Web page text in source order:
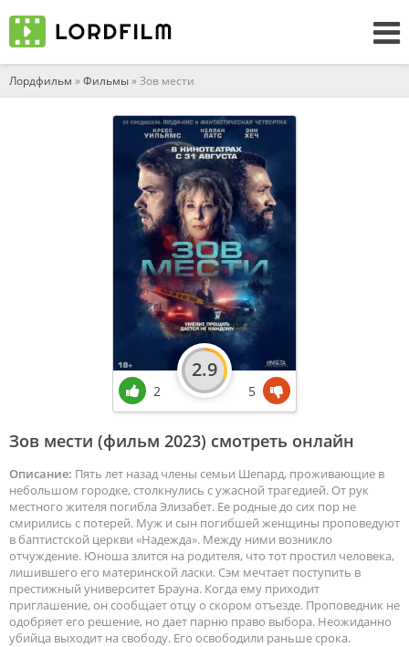
Лордфильм »Фильмы» Зов мести
Зов мести (фильм 2023) смотреть онлайн
Описание: Пять лет назад члены семьи Шепард, проживающие в
небольшом городке, столкнулись с ужасной трагедией. От рук
местного жителя погибла Элизабет. Ее родные до сих пор не
смирились с потерей. Муж и сын погибшей женщины проповедуют
в баптистской церкви «Надежда». Между ними возникло
отчуждение. Юноша злится на родителя, что тот простил человека,
лишившего его материнской ласки. Сэм мечтает поступить в
престижный университет Брауна. Когда ему приходит
приглашение, он сообщает отцу о скором отъезде. Проповедник не
одобряет его решение, но дает парню право выбора. Неожиданно
убийца выходит на свободу. Его освободили раньше срока.
2
2.9
5